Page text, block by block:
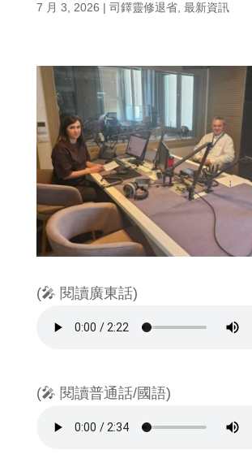
7 月 3, 2026 | 司鐸靈修退省, 最新資訊
(🎤 閱讀廣東話)
(🎤 閱讀普通話/國語)